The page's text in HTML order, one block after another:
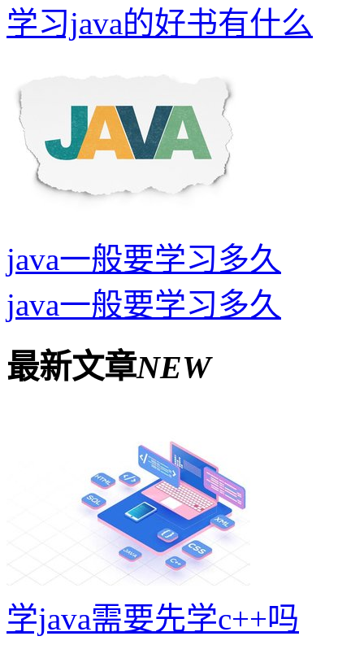
学习java的好书有什么
java一般要学习多久
java一般要学习多久
最新文章NEW
学java需要先学c++吗